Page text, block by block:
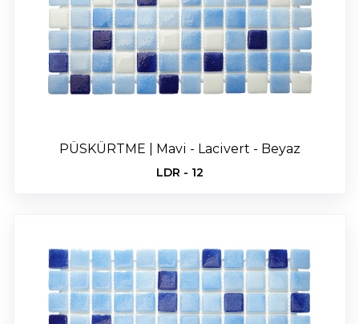
PÜSKÜRTME | Mavi - Lacivert - Beyaz
LDR - 12